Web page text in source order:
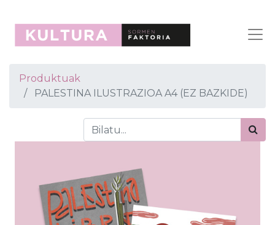
Produktuak
PALESTINA ILUSTRAZIOA A4 (EZ BAZKIDE)